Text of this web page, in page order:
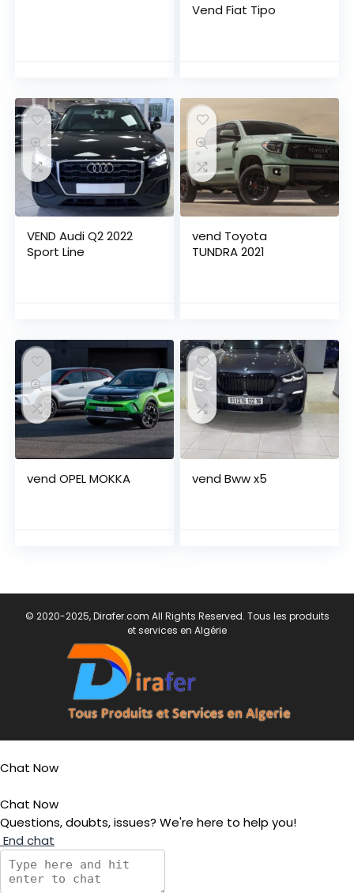
Vend Fiat Tipo
VEND Audi Q2 2022
Sport Line
vend Toyota
TUNDRA 2021
vend OPEL MOKKA vend Bww x5
© 2020-2025, Dirafer.com All Rights Reserved. Tous les produits
et services en Algérie
Chat Now
Chat Now
Questions, doubts, issues? We're here to help you!
End chat